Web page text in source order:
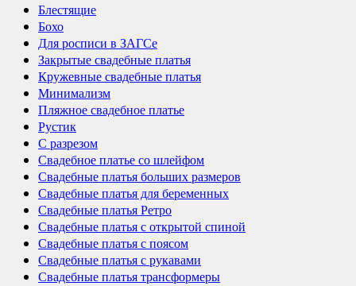
Блестящие
Бохо
Для росписи в ЗАГСе
Закрытые свадебные платья
Кружевные свадебные платья
Минимализм
Пляжное свадебное платье
Рустик
С разрезом
Свадебное платье со шлейфом
Свадебные платья больших размеров
Свадебные платья для беременных
Свадебные платья Ретро
Свадебные платья с открытой спиной
Свадебные платья с поясом
Свадебные платья с рукавами
Свадебные платья трансформеры